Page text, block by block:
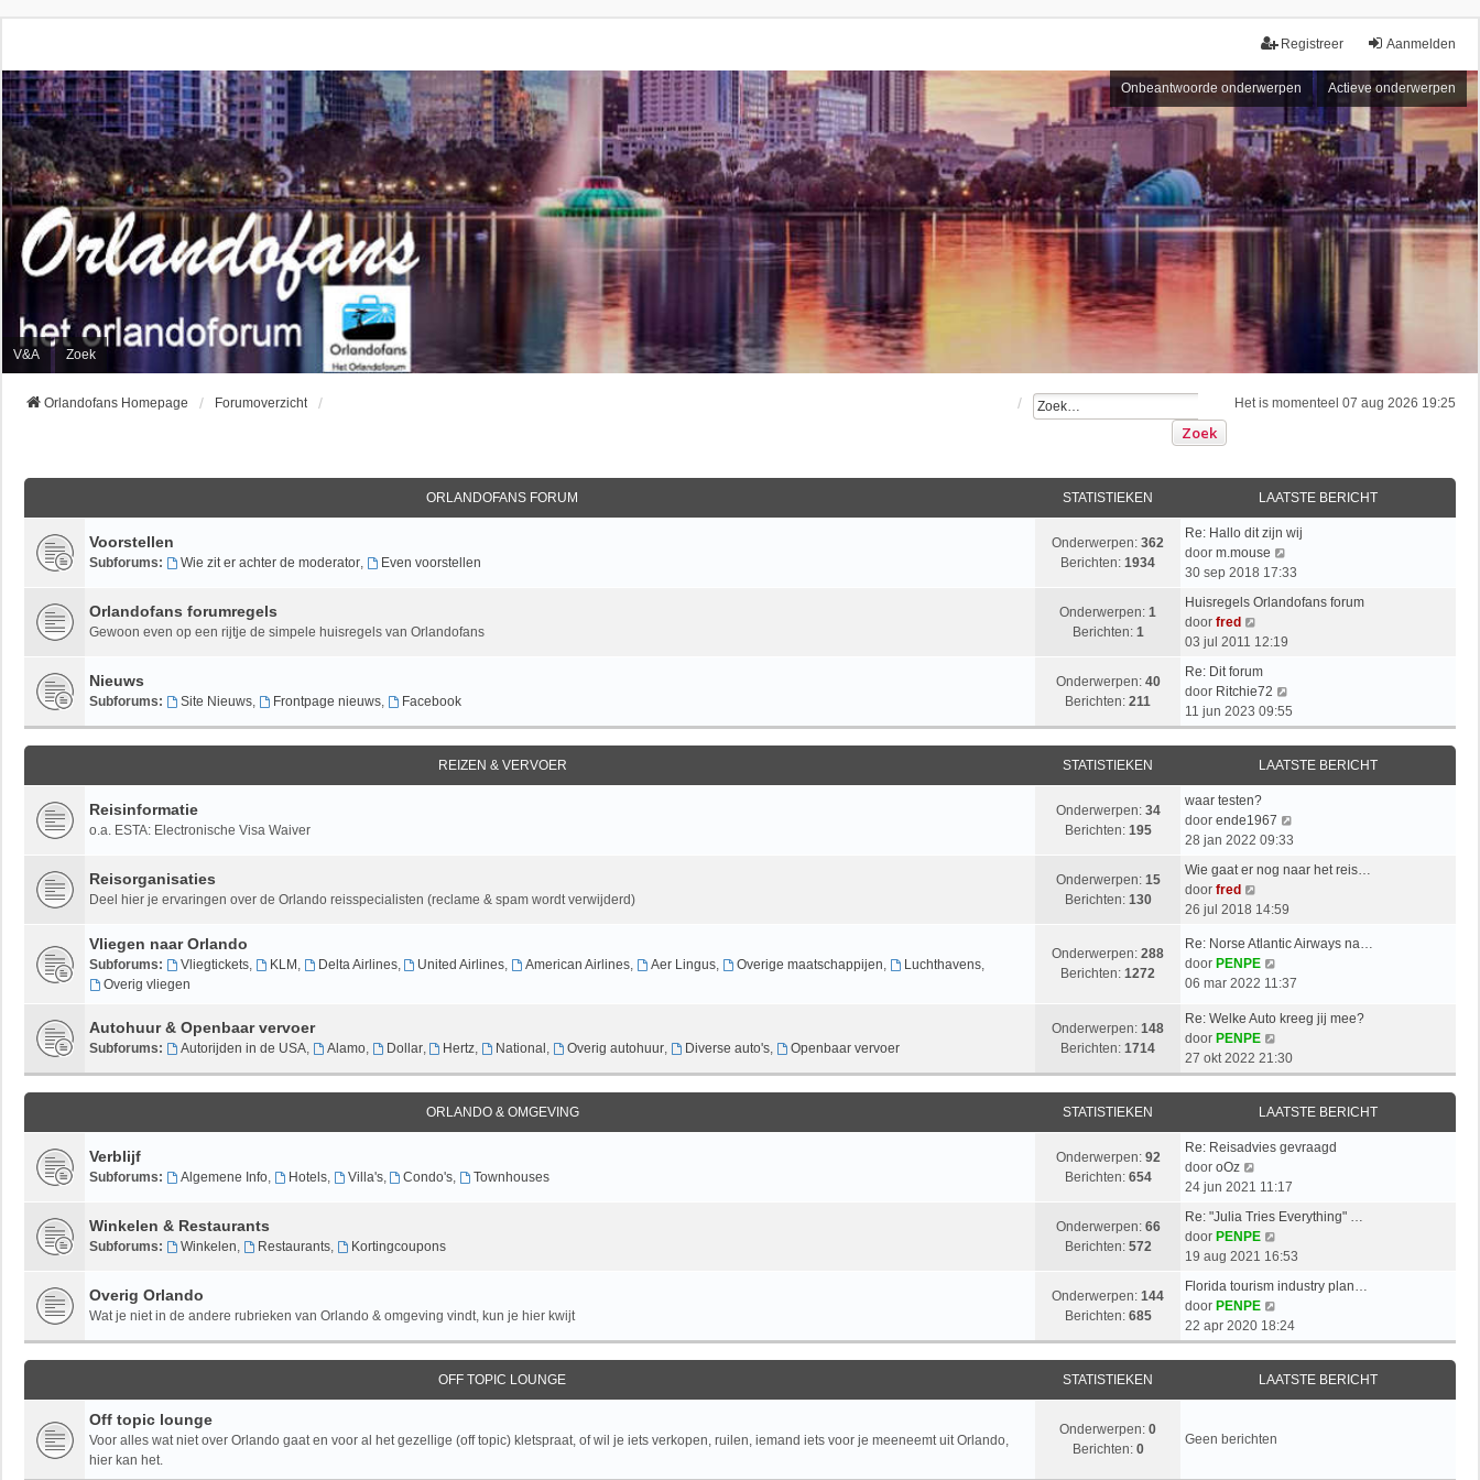
Aanmelden
Registreer
Onbeantwoorde onderwerpen Actieve onderwerpen
V&A Zoek
Het is momenteel 07 aug 2026 19:25
Orlandofans Homepage Forumoverzicht
Zoek
ORLANDOFANS FORUM STATISTIEKEN LAATSTE BERICHT
Voorstellen
Subforums: Wie zit er achter de moderator, Even voorstellen
Onderwerpen: 362
Berichten: 1934
Re: Hallo dit zijn wij
door m.mouse
e
i
k
a
a
t
s
t
e
e
r
i
h
30 sep 2018 17:33
Orlandofans forumregels
Gewoon even op een rijtje de simpele huisregels van Orlandofans
Onderwerpen: 1
Berichten: 1
Huisregels Orlandofans forum
door fred
e
i
j
k
a
t
s
t
b
r
i
c
h
03 jul 2011 12:19
Nieuws
Subforums: Site Nieuws, Frontpage nieuws, Facebook
Onderwerpen: 40
Berichten: 211
Re: Dit forum
door Ritchie72
e
k
i
j
k
a
a
t
b
r
c
t
11 jun 2023 09:55
REIZEN & VERVOER STATISTIEKEN LAATSTE BERICHT
Reisinformatie
o.a. ESTA: Electronische Visa Waiver
Onderwerpen: 34
Berichten: 195
waar testen?
door ende1967
i
l
a
s
b
e
r
i
c
28 jan 2022 09:33
Reisorganisaties
Deel hier je ervaringen over de Orlando reisspecialisten (reclame & spam wordt verwijderd)
Onderwerpen: 15
Berichten: 130
Wie gaat er nog naar het reis…
door fred
e
i
j
k
a
a
t
t
b
r
c
h
t
26 jul 2018 14:59
Vliegen naar Orlando
Subforums: Vliegtickets, KLM, Delta Airlines, United Airlines, American Airlines, Aer Lingus, Overige maatschappijen, Luchthavens,
Overig vliegen
Onderwerpen: 288
Berichten: 1272
Re: Norse Atlantic Airways na…
door PENPE
e
i
k
l
a
t
b
r
i
h
t
06 mar 2022 11:37
Autohuur & Openbaar vervoer
Subforums: Autorijden in de USA, Alamo, Dollar, Hertz, National, Overig autohuur, Diverse auto's, Openbaar vervoer
Onderwerpen: 148
Berichten: 1714
Re: Welke Auto kreeg jij mee?
door PENPE
e
k
i
j
k
l
a
t
t
b
r
c
27 okt 2022 21:30
ORLANDO & OMGEVING STATISTIEKEN LAATSTE BERICHT
Verblijf
Subforums: Algemene Info, Hotels, Villa's, Condo's, Townhouses
Onderwerpen: 92
Berichten: 654
Re: Reisadvies gevraagd
door oOz
e
i
j
k
l
a
a
t
s
e
e
24 jun 2021 11:17
Winkelen & Restaurants
Subforums: Winkelen, Restaurants, Kortingcoupons
Onderwerpen: 66
Berichten: 572
Re: "Julia Tries Everything" …
door PENPE
e
i
k
a
19 aug 2021 16:53
Overig Orlando
Wat je niet in de andere rubrieken van Orlando & omgeving vindt, kun je hier kwijt
Onderwerpen: 144
Berichten: 685
Florida tourism industry plan…
door PENPE
e
k
i
j
k
22 apr 2020 18:24
OFF TOPIC LOUNGE STATISTIEKEN LAATSTE BERICHT
Off topic lounge
Voor alles wat niet over Orlando gaat en voor al het gezellige (off topic) kletspraat, of wil je iets verkopen, ruilen, iemand iets voor je meeneemt uit Orlando,
hier kan het.
Onderwerpen: 0
Berichten: 0
Geen berichten